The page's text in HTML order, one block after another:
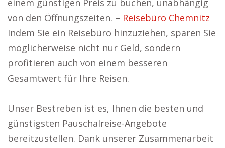
einem günstigen Preis zu buchen, unabhängig
von den Öffnungszeiten. – Reisebüro Chemnitz
Indem Sie ein Reisebüro hinzuziehen, sparen Sie
möglicherweise nicht nur Geld, sondern
profitieren auch von einem besseren
Gesamtwert für Ihre Reisen.
Unser Bestreben ist es, Ihnen die besten und
günstigsten Pauschalreise-Angebote
bereitzustellen. Dank unserer Zusammenarbeit